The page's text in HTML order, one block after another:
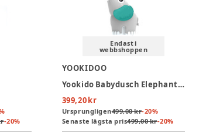
-20%
Endast i
webbshoppen
YOOKIDOO
Yookido Babydusch Elephant - Grön
399,20 kr
Ursprungligen499,00 kr-20%
Senaste lägsta pris499,00 kr-20%